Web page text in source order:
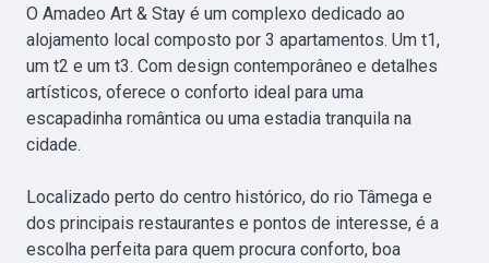
O Amadeo Art & Stay é um complexo dedicado ao
alojamento local composto por 3 apartamentos. Um t1,
um t2 e um t3. Com design contemporâneo e detalhes
artísticos, oferece o conforto ideal para uma
escapadinha romântica ou uma estadia tranquila na
cidade.
Localizado perto do centro histórico, do rio Tâmega e
dos principais restaurantes e pontos de interesse, é a
escolha perfeita para quem procura conforto, boa